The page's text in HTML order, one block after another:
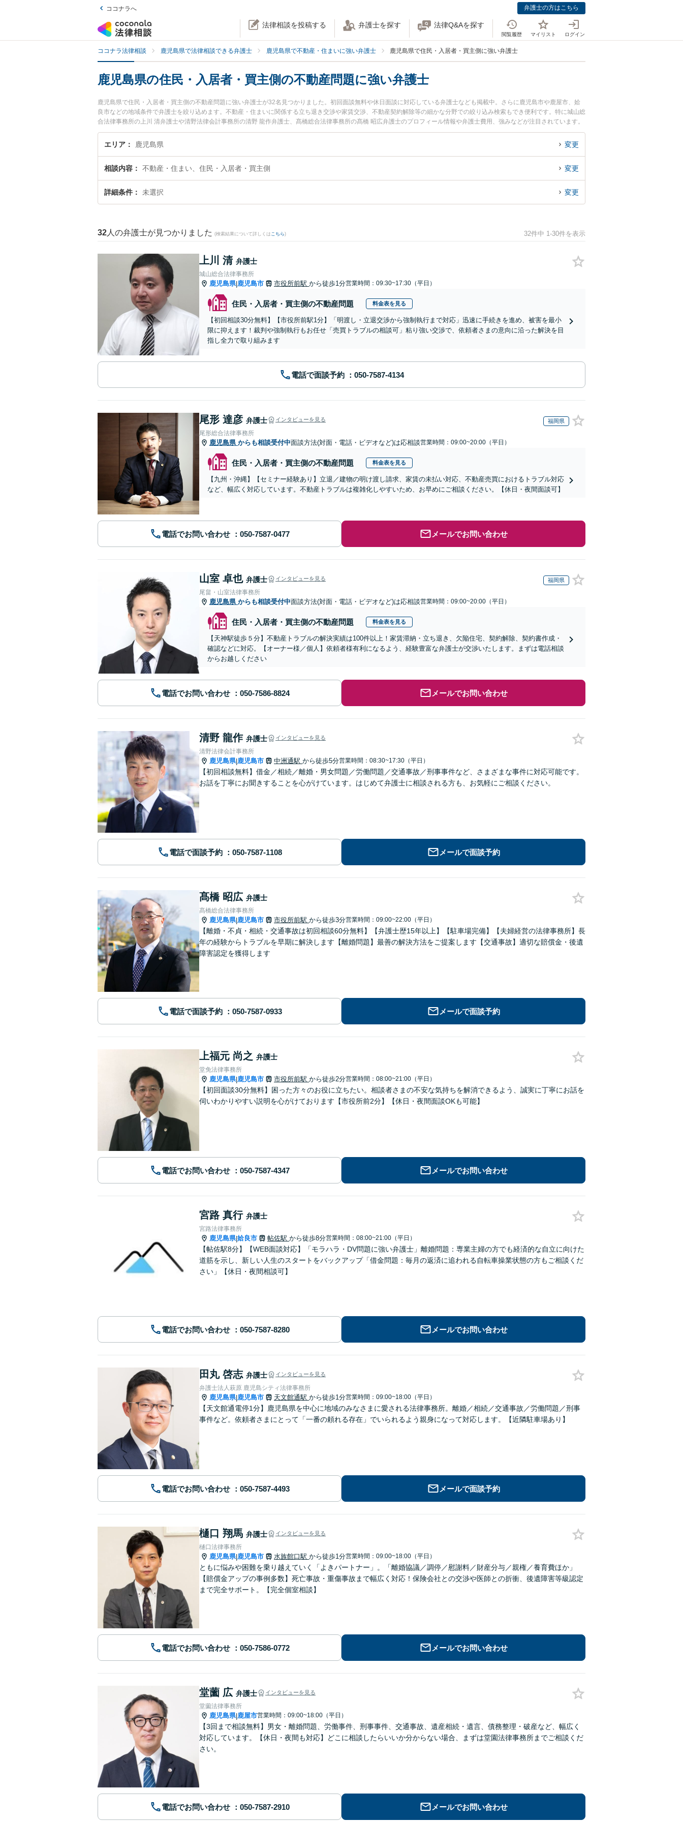
ココナラへ 弁護士の方はこちら
法律相談を投稿する 弁護士を探す 法律Q&Aを探す
閲覧履歴 マイリスト ログイン
ココナラ法律相談 鹿児島県で法律相談できる弁護士 鹿児島県で不動産・住まいに強い弁護士 鹿児島県で住民・入居者・買主側に強い弁護士
鹿児島県の住民・入居者・買主側の不動産問題に強い弁護士
鹿児島県で住民・入居者・買主側の不動産問題に強い弁護士が32名見つかりました。初回面談無料や休日面談に対応している弁護士なども掲載中。さらに鹿児島市や鹿屋市、姶
良市などの地域条件で弁護士を絞り込めます。不動産・住まいに関係する立ち退き交渉や家賃交渉、不動産契約解除等の細かな分野での絞り込み検索もでき便利です。特に城山総
合法律事務所の上川 清弁護士や清野法律会計事務所の清野 龍作弁護士、髙橋総合法律事務所の髙橋 昭広弁護士のプロフィール情報や弁護士費用、強みなどが注目されています。
『鹿児島県で土日や夜間に発生した住民・入居者・買主側の不動産問題のトラブルを今すぐに弁護士に相談したい』『住民・入居者・買主側の不動産問題のトラブル解決の実績豊
富な近くの弁護士を検索したい』『初回相談無料で住民・入居者・買主側の不動産問題を法律相談できる鹿児島県内の弁護士に相談予約したい』などでお困りの相談者さんにおす
エリア 鹿児島県 変更
相談内容 不動産・住まい、住民・入居者・買主側 変更
詳細条件 未選択 変更
32 人の弁護士が見つかりました (検索結果について詳しくは こちら) 32件中 1-30件を表示
上川 清 弁護士
城山総合法律事務所
鹿児島県|鹿児島市 市役所前駅 から徒歩1分営業時間：09:30~17:30（平日）
住民・入居者・買主側の不動産問題 料金表を見る
【初回相談30分無料】【市役所前駅1分】「明渡し・立退交渉から強制執行まで対応」迅速に手続きを進め、被害を最小
限に抑えます！裁判や強制執行もお任せ「売買トラブルの相談可」粘り強い交渉で、依頼者さまの意向に沿った解決を目
指し全力で取り組みます
電話で面談予約
尾形 達彦 弁護士 インタビューを見る 福岡県
尾形総合法律事務所
鹿児島県 からも相談受付中面談方法(対面・電話・ビデオなど)は応相談営業時間：09:00~20:00（平日）
住民・入居者・買主側の不動産問題 料金表を見る
【九州・沖縄】【セミナー経験あり】立退／建物の明け渡し請求、家賃の未払い対応、不動産売買におけるトラブル対応
など、幅広く対応しています。不動産トラブルは複雑化しやすいため、お早めにご相談ください。【休日・夜間面談可】
電話でお問い合わせ メールでお問い合わせ
山室 卓也 弁護士 インタビューを見る 福岡県
尾畠・山室法律事務所
鹿児島県 からも相談受付中面談方法(対面・電話・ビデオなど)は応相談営業時間：09:00~20:00（平日）
住民・入居者・買主側の不動産問題 料金表を見る
【天神駅徒歩５分】不動産トラブルの解決実績は100件以上！家賃滞納・立ち退き、欠陥住宅、契約解除、契約書作成・
確認などに対応。【オーナー様／個人】依頼者様有利になるよう、経験豊富な弁護士が交渉いたします。まずは電話相談
からお越しください
電話でお問い合わせ メールでお問い合わせ
清野 龍作 弁護士 インタビューを見る
清野法律会計事務所
鹿児島県|鹿児島市 中洲通駅 から徒歩5分営業時間：08:30~17:30（平日）
【初回相談無料】借金／相続／離婚・男女問題／労働問題／交通事故／刑事事件など、さまざまな事件に対応可能です。
お話を丁寧にお聞きすることを心がけています。はじめて弁護士に相談される方も、お気軽にご相談ください。
電話で面談予約 メールで面談予約
髙橋 昭広 弁護士
髙橋総合法律事務所
鹿児島県|鹿児島市 市役所前駅 から徒歩3分営業時間：09:00~22:00（平日）
【離婚・不貞・相続・交通事故は初回相談60分無料】【弁護士歴15年以上】【駐車場完備】【夫婦経営の法律事務所】長
年の経験からトラブルを早期に解決します【離婚問題】最善の解決方法をご提案します【交通事故】適切な賠償金・後遺
障害認定を獲得します
電話で面談予約 メールで面談予約
上福元 尚之 弁護士
堂免法律事務所
鹿児島県|鹿児島市 市役所前駅 から徒歩2分営業時間：08:00~21:00（平日）
【初回面談30分無料】困った方々のお役に立ちたい。相談者さまの不安な気持ちを解消できるよう、誠実に丁寧にお話を
伺いわかりやすい説明を心がけております【市役所前2分】【休日・夜間面談OKも可能】
電話でお問い合わせ メールでお問い合わせ
宮路 真行 弁護士
宮路法律事務所
鹿児島県|姶良市 帖佐駅 から徒歩8分営業時間：08:00~21:00（平日）
【帖佐駅8分】【WEB面談対応】「モラハラ・DV問題に強い弁護士」離婚問題：専業主婦の方でも経済的な自立に向けた
道筋を示し、新しい人生のスタートをバックアップ「借金問題：毎月の返済に追われる自転車操業状態の方もご相談くだ
さい」【休日・夜間相談可】
電話でお問い合わせ メールでお問い合わせ
田丸 啓志 弁護士 インタビューを見る
弁護士法人萩原 鹿児島シティ法律事務所
鹿児島県|鹿児島市 天文館通駅 から徒歩1分営業時間：09:00~18:00（平日）
【天文館通電停1分】鹿児島県を中心に地域のみなさまに愛される法律事務所。離婚／相続／交通事故／労働問題／刑事
事件など。依頼者さまにとって「一番の頼れる存在」でいられるよう親身になって対応します。【近隣駐車場あり】
電話でお問い合わせ メールで面談予約
樋口 翔馬 弁護士 インタビューを見る
樋口法律事務所
鹿児島県|鹿児島市 水族館口駅 から徒歩1分営業時間：09:00~18:00（平日）
ともに悩みや困難を乗り越えていく「よきパートナー」。「離婚協議／調停／慰謝料／財産分与／親権／養育費ほか」
【賠償金アップの事例多数】死亡事故・重傷事故まで幅広く対応！保険会社との交渉や医師との折衝、後遺障害等級認定
まで完全サポート。【完全個室相談】
電話でお問い合わせ メールでお問い合わせ
堂薗 広 弁護士 インタビューを見る
堂薗法律事務所
鹿児島県|鹿屋市営業時間：09:00~18:00（平日）
【3回まで相談無料】男女・離婚問題、労働事件、刑事事件、交通事故、遺産相続・遺言、債務整理・破産など、幅広く
対応しています。【休日・夜間も対応】どこに相談したらいいか分からない場合、まずは堂園法律事務所までご相談くだ
さい。
電話でお問い合わせ メールでお問い合わせ